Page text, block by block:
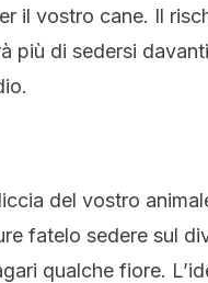
il vostro cane. Il
più di sedersi
del vostro
fatelo sedere sul
qualche fiore.